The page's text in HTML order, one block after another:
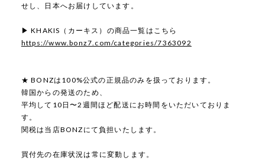
せし、日本へお届けしています。
▶ KHAKIS（カーキス）の商品一覧はこちら
https://www.bonz7.com/categories/7363092
★ BONZは100%公式の正規品のみを扱っております。
韓国からの発送のため、
平均して10日〜2週間ほど配送にお時間をいただいておりま
す。
関税は当店BONZにて負担いたします。
買付先の在庫状況は常に変動します。